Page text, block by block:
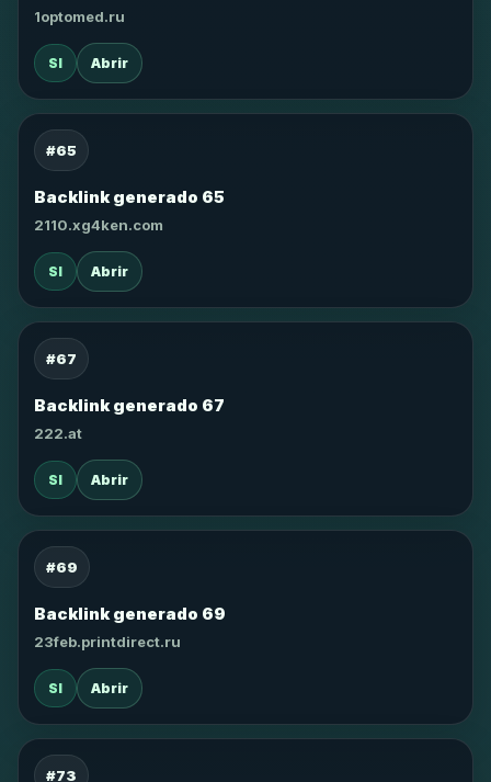
1optomed.ru
SI Abrir
#65
Backlink generado 65
2110.xg4ken.com
SI Abrir
#67
Backlink generado 67
222.at
SI Abrir
#69
Backlink generado 69
23feb.printdirect.ru
SI Abrir
#73